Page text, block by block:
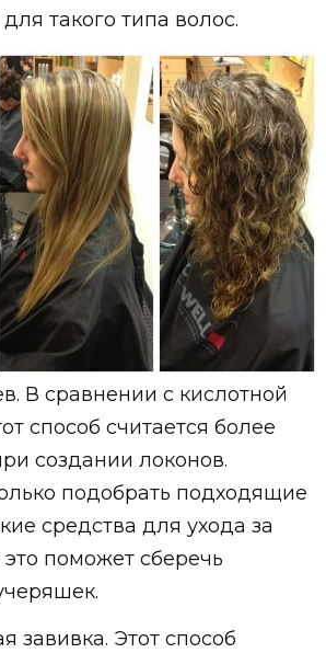
такого типа волос.
В сравнении с кислотной
способ считается более
создании локонов.
подобрать подходящие
средства для ухода за
поможет сберечь
завивка. Этот способ